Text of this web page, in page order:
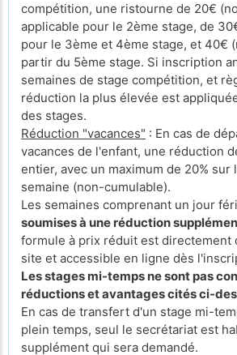
compétition, une ristourne de 20€
applicable pour le 2ème stage, de
pour le 3ème et 4ème stage, et 40€
partir du 5ème stage. Si inscription
semaines de stage compétition, et
réduction la plus élevée est
des stages.
Réduction "vacances" : En cas de
vacances de l'enfant, une réduction
entier, avec un maximum de 20% sur
semaine (non-cumulable).
Les semaines comprenant un jour
soumises à une réduction
formule à prix réduit est directement
site et accessible en ligne dès
Les stages mi-temps ne sont pas
réductions et avantages cités ci-
En cas de transfert d'un stage mi-
plein temps, seul le secrétariat est
supplément qui sera demandé.